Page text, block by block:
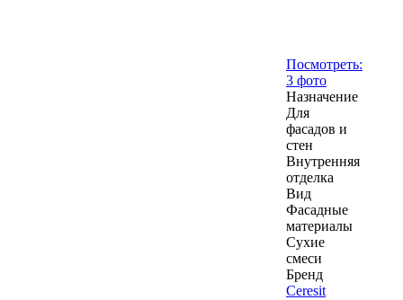
Посмотреть:
3 фото
Назначение
Для
фасадов и
стен
Внутренняя
отделка
Вид
Фасадные
материалы
Сухие
смеси
Бренд
Ceresit